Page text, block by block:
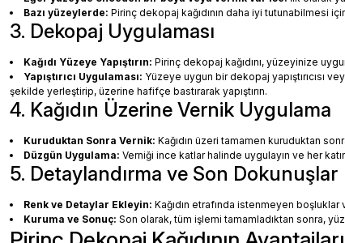
Bazı yüzeylerde: Pirinç dekopaj kağıdının daha iyi tutunabilmesi
3. Dekopaj Uygulaması
Kağıdı Yüzeye Yapıştırın: Pirinç dekopaj kağıdını, yüzeyinize
Yapıştırıcı Uygulaması: Yüzeye uygun bir dekopaj yapıştırıcısı
şekilde yerleştirip, üzerine hafifçe bastırarak yapıştırın.
4. Kağıdın Üzerine Vernik Uygulama
Kuruduktan Sonra Vernik: Kağıdın üzeri tamamen kuruduktan
Düzgün Uygulama: Verniği ince katlar halinde uygulayın ve her
5. Detaylandırma ve Son Dokunuşlar
Renk ve Detaylar Ekleyin: Kağıdın etrafında istenmeyen
Kuruma ve Sonuç: Son olarak, tüm işlemi tamamladıktan sonra,